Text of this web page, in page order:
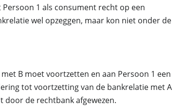
1 als consument recht op een
wel opzeggen, maar kon niet onder de
B moet voortzetten en aan Persoon 1 een
tot voortzetting van de bankrelatie met A
door de rechtbank afgewezen.